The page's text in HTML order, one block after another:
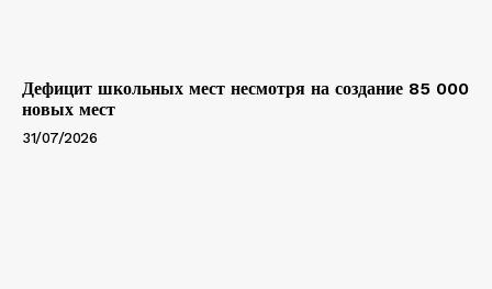
Дефицит школьных мест несмотря на создание 85 000
новых мест
31/07/2026